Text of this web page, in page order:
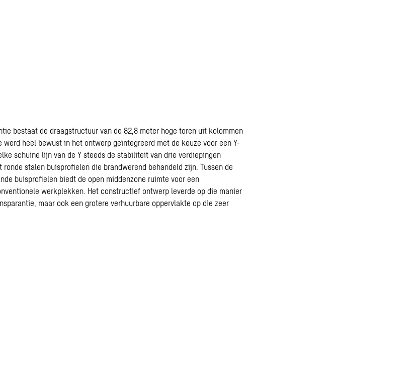
bestaat de draagstructuur van de 82,8 meter hoge toren uit kolommen
werd heel bewust in het ontwerp geïntegreerd met de keuze voor een Y-
schuine lijn van de Y steeds de stabiliteit van drie verdiepingen
stalen buisprofielen die brandwerend behandeld zijn. Tussen de
buisprofielen biedt de open middenzone ruimte voor een
werkplekken. Het constructief ontwerp leverde op die manier
maar ook een grotere verhuurbare oppervlakte op die zeer